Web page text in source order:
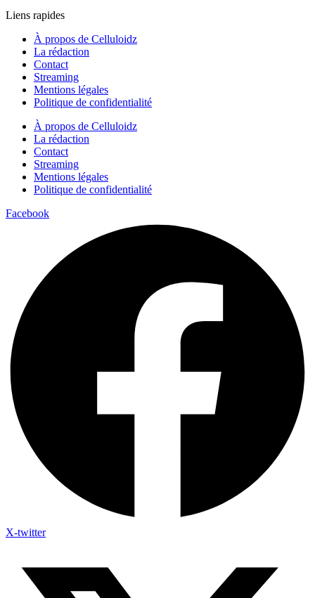
Liens rapides
À propos de Celluloidz
La rédaction
Contact
Streaming
Mentions légales
Politique de confidentialité
À propos de Celluloidz
La rédaction
Contact
Streaming
Mentions légales
Politique de confidentialité
Facebook
X-twitter